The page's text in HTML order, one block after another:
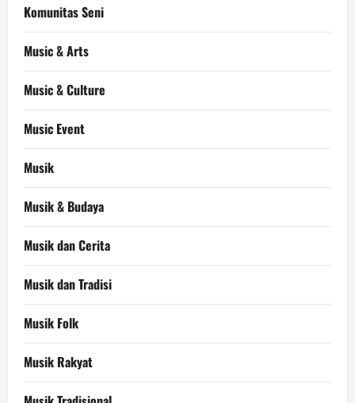
Komunitas Seni
Music & Arts
Music & Culture
Music Event
Musik
Musik & Budaya
Musik dan Cerita
Musik dan Tradisi
Musik Folk
Musik Rakyat